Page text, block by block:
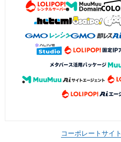
コーポレートサイト